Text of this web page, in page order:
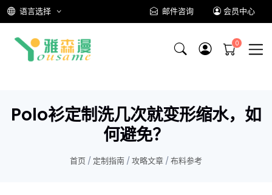
语言选择 邮件咨询 会员中心
Polo衫定制洗几次就变形缩水，如
何避免？
首页 / 定制指南 / 攻略文章 / 布料参考